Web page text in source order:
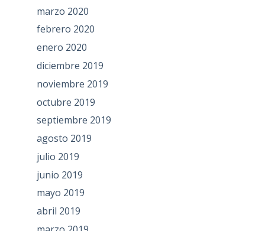
marzo 2020
febrero 2020
enero 2020
diciembre 2019
noviembre 2019
octubre 2019
septiembre 2019
agosto 2019
julio 2019
junio 2019
mayo 2019
abril 2019